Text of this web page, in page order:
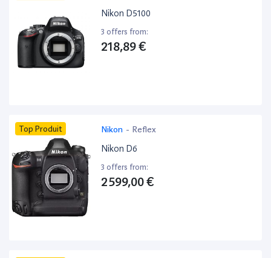
Nikon D5100
3 offers from:
218,89 €
Top Produit Nikon - Reflex
Nikon D6
3 offers from:
2 599,00 €